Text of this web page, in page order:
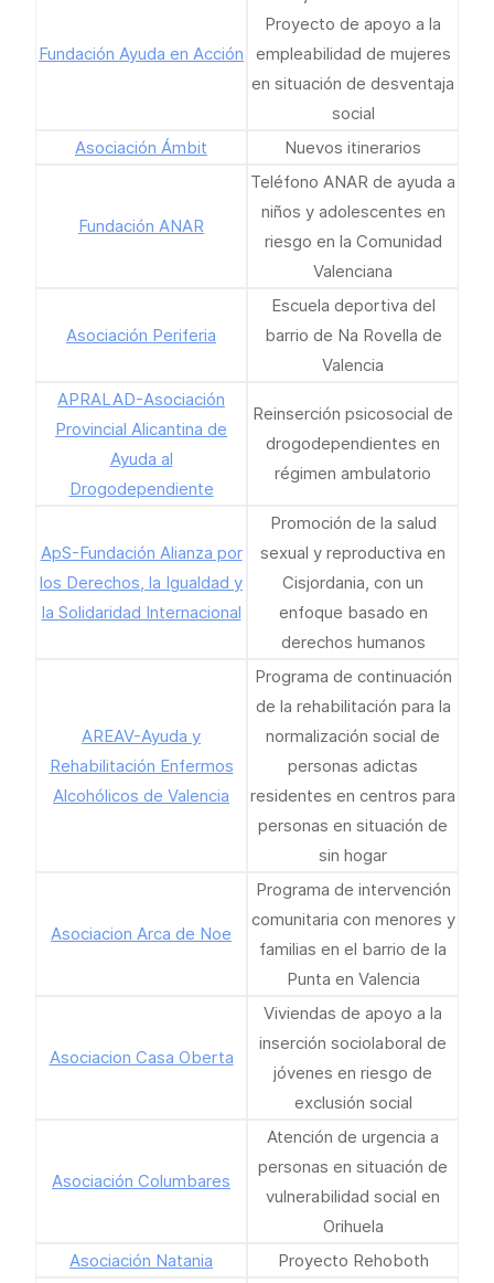
Fundación Ayuda en Acción
Proyecto de apoyo a la
empleabilidad de mujeres
en situación de desventaja
social
Asociación Ámbit
Nuevos itinerarios
Fundación ANAR
Teléfono ANAR de ayuda a
niños y adolescentes en
riesgo en la Comunidad
Valenciana
Asociación Periferia
Escuela deportiva del
barrio de Na Rovella de
Valencia
APRALAD-Asociación
Provincial Alicantina de
Ayuda al
Drogodependiente
Reinserción psicosocial de
drogodependientes en
régimen ambulatorio
ApS-Fundación Alianza por
los Derechos, la Igualdad y
la Solidaridad Internacional
Promoción de la salud
sexual y reproductiva en
Cisjordania, con un
enfoque basado en
derechos humanos
AREAV-Ayuda y
Rehabilitación Enfermos
Alcohólicos de Valencia
Programa de continuación
de la rehabilitación para la
normalización social de
personas adictas
residentes en centros para
personas en situación de
sin hogar
Asociacion Arca de Noe
Programa de intervención
comunitaria con menores y
familias en el barrio de la
Punta en Valencia
Asociacion Casa Oberta
Viviendas de apoyo a la
inserción sociolaboral de
jóvenes en riesgo de
exclusión social
Asociación Columbares
Atención de urgencia a
personas en situación de
vulnerabilidad social en
Orihuela
Asociación Natania
Proyecto Rehoboth